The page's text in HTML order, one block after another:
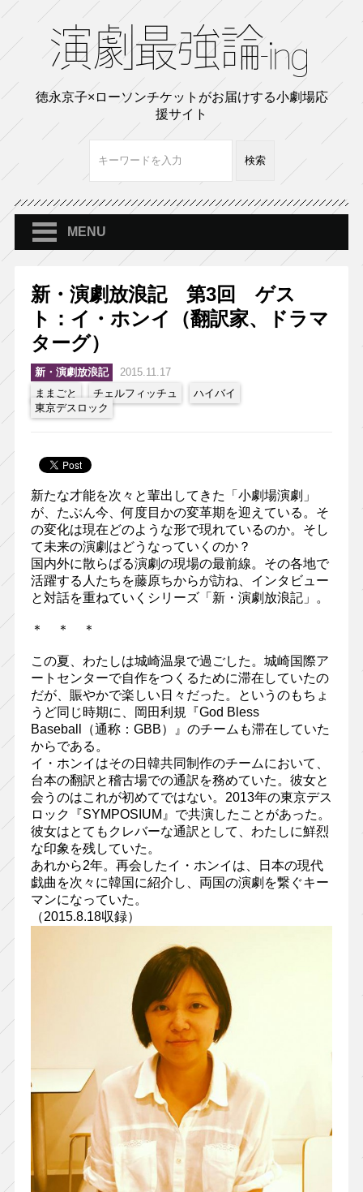
徳永京子×ローソンチケットがお届けする小劇場応
援サイト
MENU
新・演劇放浪記 第3回 ゲス
ト：イ・ホンイ（翻訳家、ドラマ
ターグ）
新・演劇放浪記
2015.11.17
ままごと
チェルフィッチュ
ハイバイ
東京デスロック
新たな才能を次々と輩出してきた「小劇場演劇」
が、たぶん今、何度目かの変革期を迎えている。そ
の変化は現在どのような形で現れているのか。そし
て未来の演劇はどうなっていくのか？
国内外に散らばる演劇の現場の最前線。その各地で
活躍する人たちを藤原ちからが訪ね、インタビュー
と対話を重ねていくシリーズ「新・演劇放浪記」。
＊ ＊ ＊
この夏、わたしは城崎温泉で過ごした。城崎国際ア
ートセンターで自作をつくるために滞在していたの
だが、賑やかで楽しい日々だった。というのもちょ
うど同じ時期に、岡田利規『God Bless
Baseball（通称：GBB）』のチームも滞在していた
からである。
イ・ホンイはその日韓共同制作のチームにおいて、
台本の翻訳と稽古場での通訳を務めていた。彼女と
会うのはこれが初めてではない。2013年の東京デス
ロック『SYMPOSIUM』で共演したことがあった。
彼女はとてもクレバーな通訳として、わたしに鮮烈
な印象を残していた。
あれから2年。再会したイ・ホンイは、日本の現代
戯曲を次々に韓国に紹介し、両国の演劇を繋ぐキー
マンになっていた。
（2015.8.18収録）